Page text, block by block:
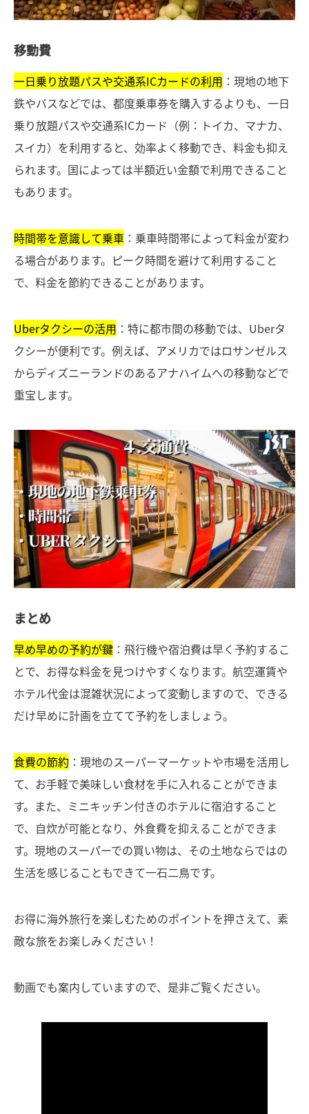
移動費
一日乗り放題パスや交通系ICカードの利用 ：現地の地下
鉄やバスなどでは、都度乗車券を購入するよりも、一日
乗り放題パスや交通系ICカード（例：トイカ、マナカ、
スイカ）を利用すると、効率よく移動でき、料金も抑え
られます。国によっては半額近い金額で利用できること
もあります。
時間帯を意識して乗車 ：乗車時間帯によって料金が変わ
る場合があります。ピーク時間を避けて利用すること
で、料金を節約できることがあります。
Uberタクシーの活用 ：特に都市間の移動では、Uberタ
クシーが便利です。例えば、アメリカではロサンゼルス
からディズニーランドのあるアナハイムへの移動などで
重宝します。
まとめ
早め早めの予約が鍵 ：飛行機や宿泊費は早く予約するこ
とで、お得な料金を見つけやすくなります。航空運賃や
ホテル代金は混雑状況によって変動しますので、できる
だけ早めに計画を立てて予約をしましょう。
食費の節約 ：現地のスーパーマーケットや市場を活用し
て、お手軽で美味しい食材を手に入れることができま
す。また、ミニキッチン付きのホテルに宿泊すること
で、自炊が可能となり、外食費を抑えることができま
す。現地のスーパーでの買い物は、その土地ならではの
生活を感じることもできて一石二鳥です。
お得に海外旅行を楽しむためのポイントを押さえて、素
敵な旅をお楽しみください！
動画でも案内していますので、是非ご覧ください。